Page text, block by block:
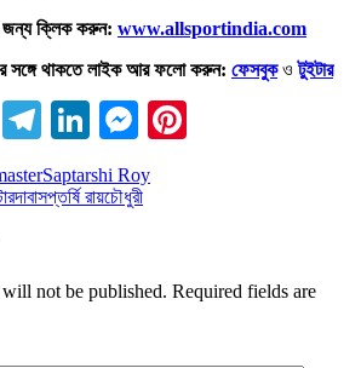
জন্য ক্লিক করুন: www.allsportindia.com
সঙ্গে থাকতে লাইক আর ফলো করুন: ফেসবুকওটুইটার
X Telegram
LinkedIn
Messenger
Saptarshi Roy
দাবাসপ্তর্ষি রায়চৌধুরী
not be published. Required fields are